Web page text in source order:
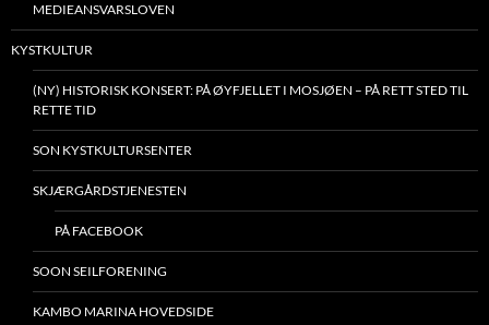
MEDIEANSVARSLOVEN
KYSTKULTUR
(NY) HISTORISK KONSERT: PÅ ØYFJELLET I MOSJØEN – PÅ RETT STED TIL
RETTE TID
SON KYSTKULTURSENTER
SKJÆRGÅRDSTJENESTEN
PÅ FACEBOOK
SOON SEILFORENING
KAMBO MARINA HOVEDSIDE